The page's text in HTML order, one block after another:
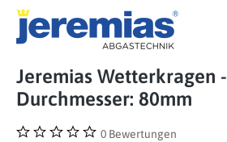
Jeremias Wetterkragen -
Durchmesser: 80mm
0 Bewertungen